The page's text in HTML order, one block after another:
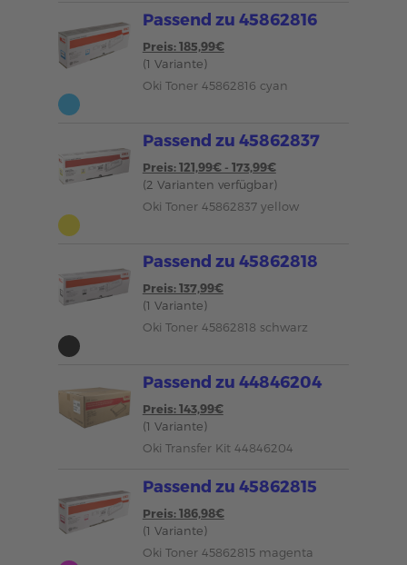
Passend zu 45862816
Preis: 185,99€
(1 Variante)
Oki Toner 45862816 cyan
Passend zu 45862837
Preis: 121,99€ - 173,99€
(2 Varianten verfügbar)
Oki Toner 45862837 yellow
Passend zu 45862818
Preis: 137,99€
(1 Variante)
Oki Toner 45862818 schwarz
Passend zu 44846204
Preis: 143,99€
(1 Variante)
Oki Transfer Kit 44846204
Passend zu 45862815
Preis: 186,98€
(1 Variante)
Oki Toner 45862815 magenta